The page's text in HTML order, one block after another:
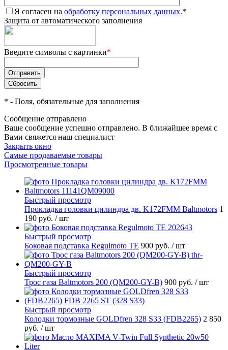
Я согласен на обработку персональных данных.*
Защита от автоматического заполнения
Введите символы с картинки*
* - Поля, обязательные для заполнения
Сообщение отправлено
Ваше сообщение успешно отправлено. В ближайшее время с
Вами свяжется наш специалист
Закрыть окно
Самые продаваемые товары
Просмотренные товары
Быстрый просмотр
Прокладка головки цилиндра дв. K172FMM Baltmotors 1
190 руб. / шт
Быстрый просмотр
Боковая подставка Regulmoto TE 900 руб. / шт
Быстрый просмотр
Трос газа Baltmotors 200 (QM200-GY-B) 900 руб. / шт
Быстрый просмотр
Колодки тормозные GOLDfren 328 S33 (FDB2265) 2 850
руб. / шт